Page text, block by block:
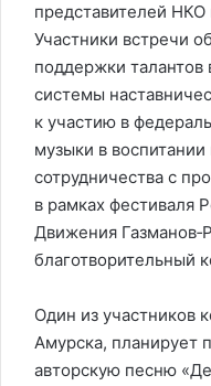
представителей НКО
Участники встречи
поддержки талантов
системы
к участию в
музыки в
сотрудничества с
в рамках фестиваля
Движения
благотворительный
Один из участников
Амурска, планирует
авторскую песню